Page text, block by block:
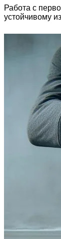
Работа с
устойчивому